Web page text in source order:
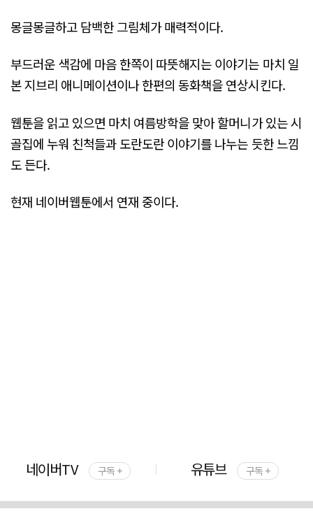
몽글몽글하고 담백한 그림체가 매력적이다.
부드러운 색감에 마음 한쪽이 따뜻해지는 이야기는 마치 일
본 지브리 애니메이션이나 한편의 동화책을 연상시킨다.
웹툰을 읽고 있으면 마치 여름방학을 맞아 할머니가 있는 시
골집에 누워 친척들과 도란도란 이야기를 나누는 듯한 느낌
도 든다.
현재 네이버웹툰에서 연재 중이다.
네이버TV 구독 + 유튜브 구독 +